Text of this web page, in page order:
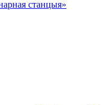
станцыя»